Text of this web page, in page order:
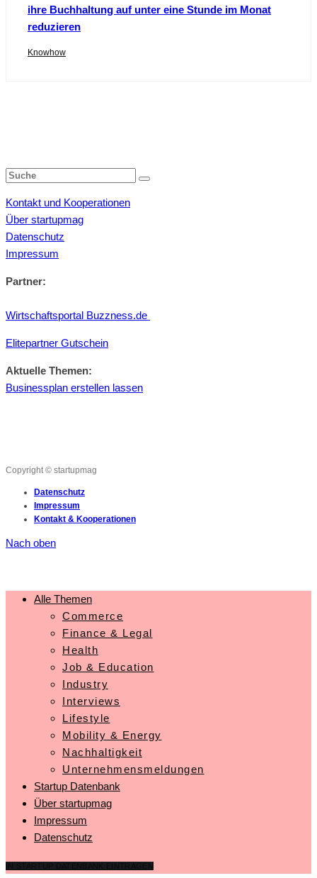
ihre Buchhaltung auf unter eine Stunde im Monat
reduzieren
Knowhow
Kontakt und Kooperationen
Über startupmag
Datenschutz
Impressum
Partner:
Wirtschaftsportal Buzzness.de
Elitepartner Gutschein
Aktuelle Themen:
Businessplan erstellen lassen
Copyright © startupmag
Datenschutz
Impressum
Kontakt & Kooperationen
Nach oben
Alle Themen
Commerce
Finance & Legal
Health
Job & Education
Industry
Interviews
Lifestyle
Mobility & Energy
Nachhaltigkeit
Unternehmensmeldungen
Startup Datenbank
Über startupmag
Impressum
Datenschutz